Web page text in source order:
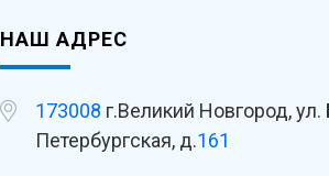
НАШ АДРЕС
173008 г.Великий Новгород, ул.
Петербургская, д.161